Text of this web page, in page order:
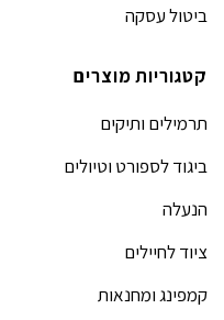
ביטול עסקה
קטגוריות מוצרים
תרמילים ותיקים
ביגוד לספורט וטיולים
הנעלה
ציוד לחיילים
קמפינג ומחנאות